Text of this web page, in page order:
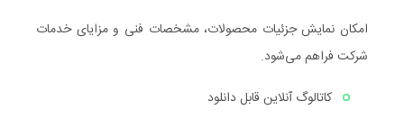
امکان نمایش جزئیات محصولات، مشخصات فنی و مزایای خدمات
شرکت فراهم می‌شود.
کاتالوگ آنلاین قابل دانلود